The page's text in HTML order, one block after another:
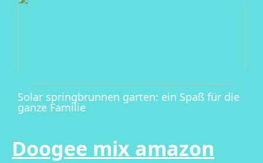
Solar springbrunnen garten: ein Spaß für die
ganze Familie
Doogee mix amazon